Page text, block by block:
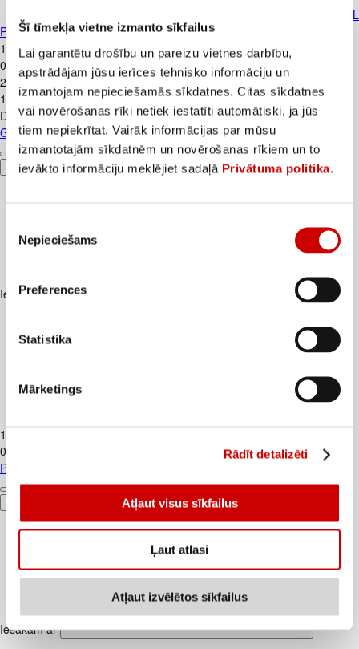
Šī tīmekļa vietne izmanto sīkfailus
Lai garantētu drošību un pareizu vietnes darbību,
apstrādājam jūsu ierīces tehnisko informāciju un
izmantojam nepieciešamās sīkdatnes. Citas sīkdatnes
vai novērošanas rīki netiek iestatīti automātiski, ja jūs
tiem nepiekrītat. Vairāk informācijas par mūsu
izmantotajām sīkdatnēm un novērošanas rīkiem un to
ievākto informāciju meklējiet sadaļā Privātuma politika.
izvēle
Nepieciešams
Preferences
Statistika
Mārketings
Rādīt detalizēti
Atļaut visus sīkfailus
Ļaut atlasi
Atļaut izvēlētos sīkfailus
Gāzēts dzēriens COCA-COLA 1,5L
PET D
1
39 €
0,93€/l
2
65€
1,77€/l
Depozīts 0,10€
Gāzēts dzēriens COCA-COLA 1,5L PET D
Pievienot
Iesakām ar
1
0,91€/l
Piens TERE 2,5% 1,5L
Iesakām ar